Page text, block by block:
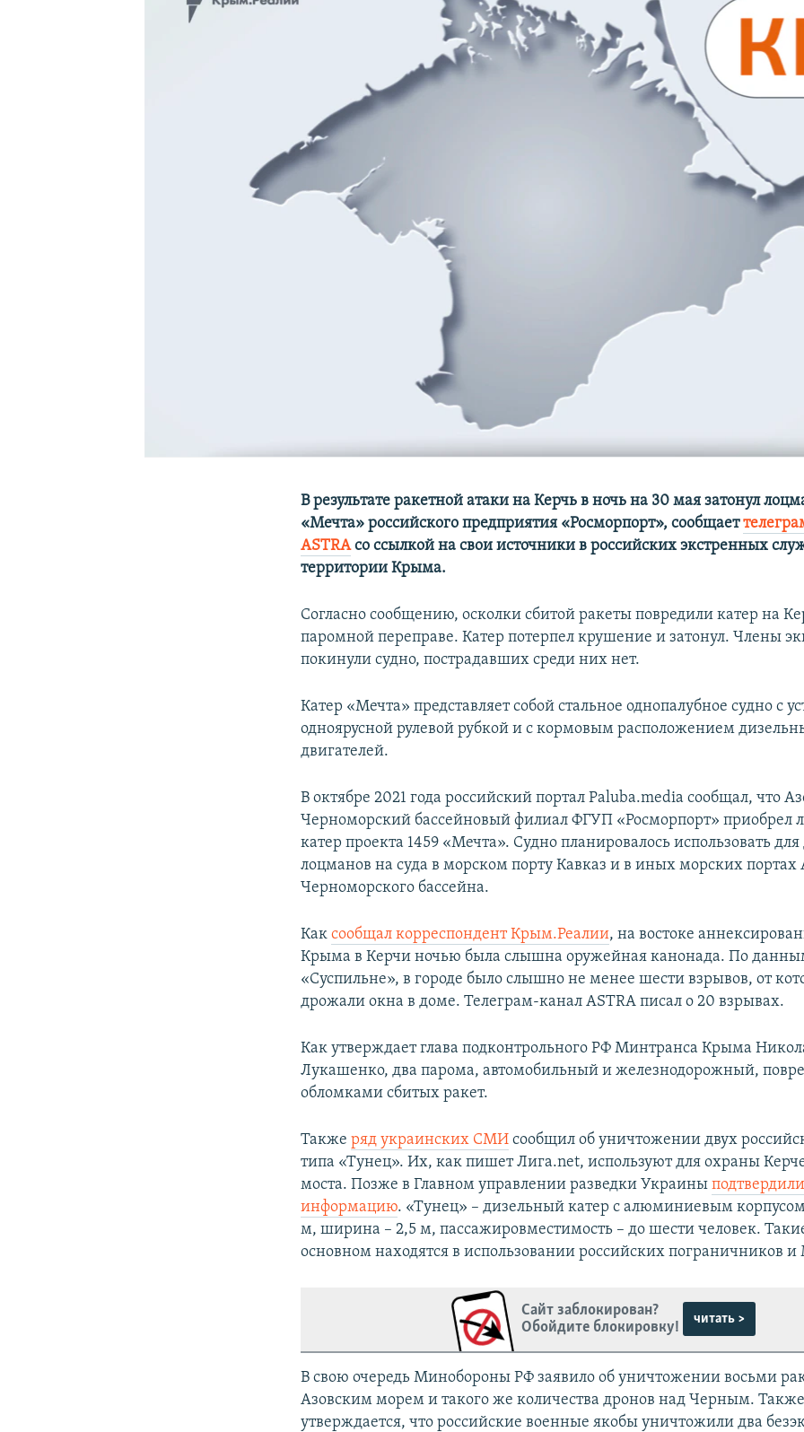
В результате ракетной атаки на Керчь в ночь на 30 мая затонул
«Мечта» российского предприятия «Росморпорт», сообщает
ASTRAсо ссылкой на свои источники в российских экстренных
территории Крыма.
Согласно сообщению, осколки сбитой ракеты повредили катер на
паромной переправе. Катер потерпел крушение и затонул. Члены
покинули судно, пострадавших среди них нет.
Катер «Мечта» представляет собой стальное однопалубное судно с
одноярусной рулевой рубкой и с кормовым расположением
двигателей.
В октябре 2021 года российский портал Paluba.media сообщал, что
Черноморский бассейновый филиал ФГУП «Росморпорт» приобрел
катер проекта 1459 «Мечта». Судно планировалось использовать для
лоцманов на суда в морском порту Кавказ и в иных морских портах
Черноморского бассейна.
Каксообщал корреспондент Крым.Реалии, на востоке
Крыма в Керчи ночью была слышна оружейная канонада. По
«Суспильне», в городе было слышно не менее шести взрывов, от
дрожали окна в доме. Телеграм-канал ASTRA писал о 20 взрывах.
Как утверждает глава подконтрольного РФ Минтранса Крыма
Лукашенко, два парома, автомобильный и железнодорожный,
обломками сбитых ракет.
Такжеряд украинских СМИ сообщил об уничтожении двух
типа «Тунец». Их, как пишет Лига.net, используют для охраны
моста. Позже в Главном управлении разведки Украины
информацию. «Тунец» – дизельный катер с алюминиевым
м, ширина – 2,5 м, пассажировместимость – до шести человек.
основном находятся в использовании российских пограничников
Сайт заблокирован?
Обойдите блокировку!
читать >
В свою очередь Минобороны РФ заявило об уничтожении восьми
Азовским морем и такого же количества дронов над Черным. Также
утверждается, что российские военные якобы уничтожили два